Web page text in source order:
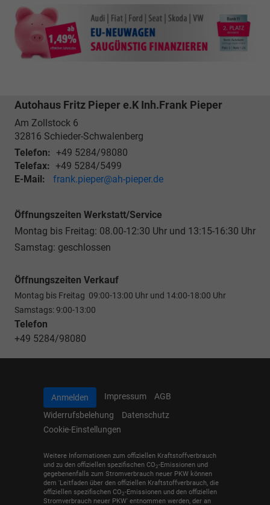
Autohaus Fritz Pieper e.K Inh.Frank Pieper
Am Zollstock 6
32816 Schieder-Schwalenberg
Telefon: +49 5284/98080
Telefax: +49 5284/5499
E-Mail:
frank.pieper@ah-pieper.de
Öffnungszeiten Werkstatt/Service
Montag bis Freitag: 08.00-12:30 Uhr und 13:15-16:30 Uhr
Samstag: geschlossen
Öffnungszeiten Verkauf
Montag bis Freitag 09:00-13:00 Uhr und 14:00-18:00 Uhr
Samstags: 9:00-13:00
Telefon
+49 5284/98080
Anmelden Impressum
AGB
Widerrufsbelehung
Datenschutz
Cookie-Einstellungen
Weitere Informationen zum offiziellen Kraftstoffverbrauch
und zu den offiziellen spezifischen CO2-Emissionen und
gegebenenfalls zum Stromverbrauch neuer PKW können
dem 'Leitfaden über den offiziellen Kraftstoffverbrauch, die
offiziellen spezifischen CO2-Emissionen und den offiziellen
Stromverbrauch neuer PKW' entnommen werden, der an